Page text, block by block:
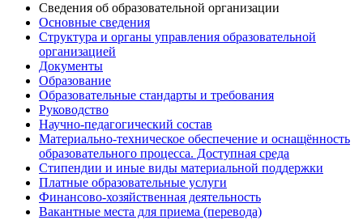
Сведения об образовательной организации
Основные сведения
Структура и органы управления образовательной
организацией
Документы
Образование
Образовательные стандарты и требования
Руководство
Научно-педагогический состав
Материально-техническое обеспечение и оснащённость
образовательного процесса. Доступная среда
Стипендии и иные виды материальной поддержки
Платные образовательные услуги
Финансово-хозяйственная деятельность
Вакантные места для приема (перевода)